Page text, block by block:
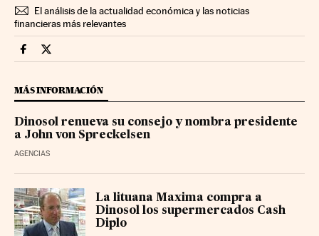
El análisis de la actualidad económica y las noticias
financieras más relevantes
Companias Cinco Días en Facebook
Companias Cinco Días en Twitter
MÁS INFORMACIÓN
Dinosol renueva su consejo y nombra presidente
a John von Spreckelsen
AGENCIAS
La lituana Maxima compra a
Dinosol los supermercados Cash
Diplo